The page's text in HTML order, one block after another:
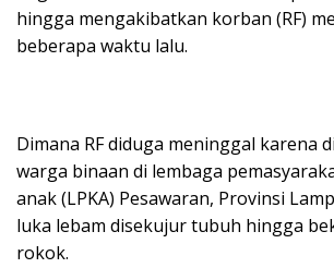
hingga mengakibatkan korban (RF)
beberapa waktu lalu.
Dimana RF diduga meninggal karena
warga binaan di lembaga
anak (LPKA) Pesawaran, Provinsi
luka lebam disekujur tubuh hingga
rokok.